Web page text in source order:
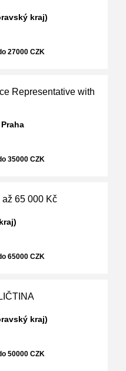
kraj)
27000 CZK
Representative with
35000 CZK
až 65 000 Kč
65000 CZK
kraj)
50000 CZK